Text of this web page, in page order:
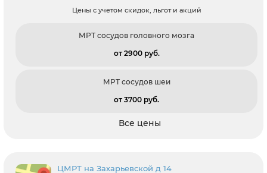
Цены с учетом скидок, льгот и акций
МРТ сосудов головного мозга
от 2900 pуб.
МРТ сосудов шеи
от 3700 pуб.
Все цены
ЦМРТ на Захарьевской д 14